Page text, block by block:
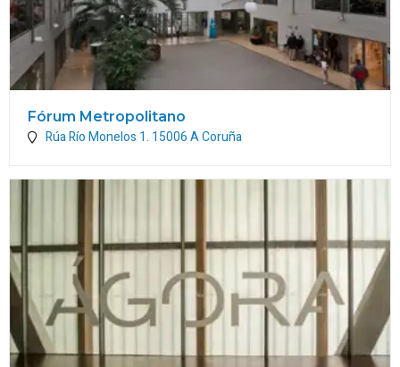
Fórum Metropolitano
Rúa Río Monelos 1. 15006A Coruña